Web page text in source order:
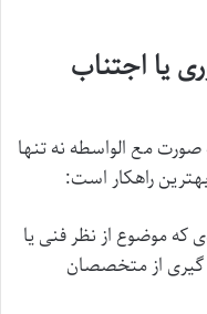
یا اجتناب
صورت مع الواسطه نه تنها
راهکار است:
که موضوع از نظر فنی یا
گیری از متخصصان